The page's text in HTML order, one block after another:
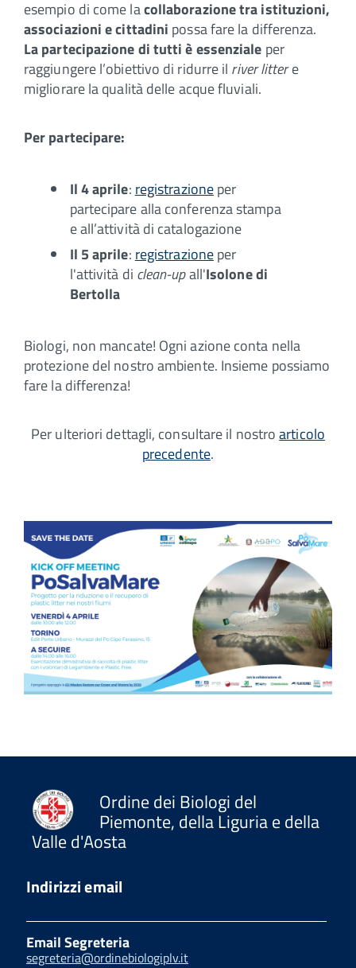
esempio di come lacollaborazione tra istituzioni,
associazioni e cittadini possa fare la differenza.
La partecipazione di tutti è essenziale per
raggiungere l’obiettivo di ridurre il river littere
migliorare la qualità delle acque fluviali.
Per partecipare:
Il 4 aprile: registrazioneper
partecipare alla conferenza stampa
e all’attività di catalogazione
Il 5 aprile: registrazioneper
l'attività di clean-upall'Isolone di
Bertolla
Biologi, non mancate! Ogni azione conta nella
protezione del nostro ambiente. Insieme possiamo
fare la differenza!
Per ulteriori dettagli, consultare il nostroarticolo
precedente.
Ordine dei Biologi del
Piemonte, della Liguria e della
Valle d'Aosta
Indirizzi email
Email Segreteria
segreteria@ordinebiologiplv.it